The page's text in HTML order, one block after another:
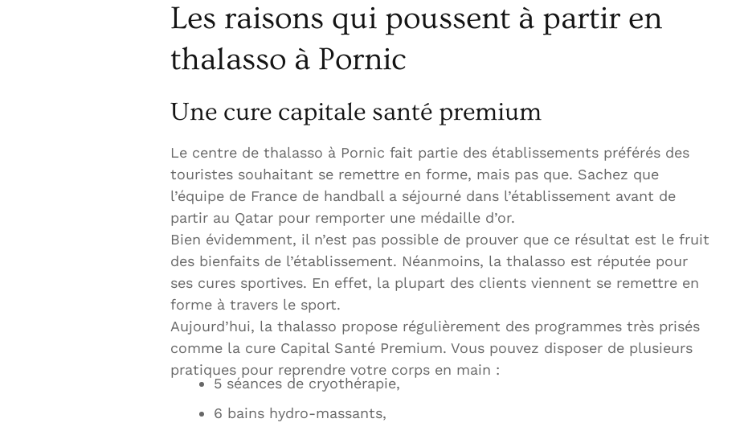
Les raisons qui poussent à partir en
thalasso à Pornic
Une cure capitale santé premium
Le centre de thalasso à Pornic fait partie des établissements préférés des
touristes souhaitant se remettre en forme, mais pas que. Sachez que
l’équipe de France de handball a séjourné dans l’établissement avant de
partir au Qatar pour remporter une médaille d’or.
Bien évidemment, il n’est pas possible de prouver que ce résultat est le fruit
des bienfaits de l’établissement. Néanmoins, la thalasso est réputée pour
ses cures sportives. En effet, la plupart des clients viennent se remettre en
forme à travers le sport.
Aujourd’hui, la thalasso propose régulièrement des programmes très prisés
comme la cure Capital Santé Premium. Vous pouvez disposer de plusieurs
pratiques pour reprendre votre corps en main :
5 séances de cryothérapie,
6 bains hydro-massants,